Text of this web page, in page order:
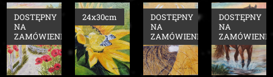
DOSTĘPNY
NA
ZAMÓWIENIE
24x30cm
DOSTĘPNY
NA
ZAMÓWIENIE
DOSTĘPNY
NA
ZAMÓWIENIE